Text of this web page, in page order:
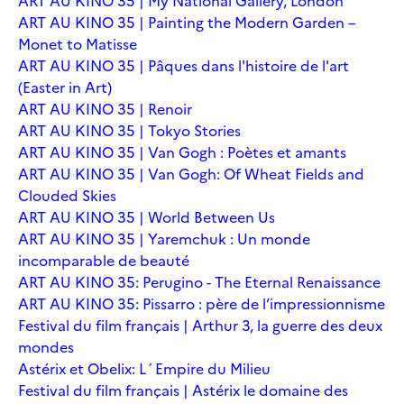
ART AU KINO 35 | Painting the Modern Garden –
Monet to Matisse
ART AU KINO 35 | Pâques dans l'histoire de l'art
(Easter in Art)
ART AU KINO 35 | Renoir
ART AU KINO 35 | Tokyo Stories
ART AU KINO 35 | Van Gogh : Poètes et amants
ART AU KINO 35 | Van Gogh: Of Wheat Fields and
Clouded Skies
ART AU KINO 35 | World Between Us
ART AU KINO 35 | Yaremchuk : Un monde
incomparable de beauté
ART AU KINO 35: Perugino - The Eternal Renaissance
ART AU KINO 35: Pissarro : père de l’impressionnisme
Festival du film français | Arthur 3, la guerre des deux
mondes
Astérix et Obelix: L´Empire du Milieu
Festival du film français | Astérix le domaine des